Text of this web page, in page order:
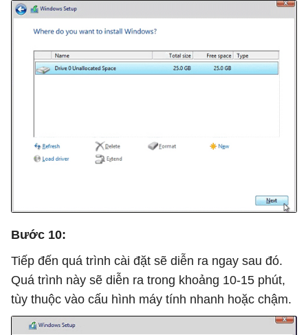
Bước 10:
Tiếp đến quá trình cài đặt sẽ diễn ra ngay sau đó.
Quá trình này sẽ diễn ra trong khoảng 10-15 phút,
tùy thuộc vào cấu hình máy tính nhanh hoặc chậm.